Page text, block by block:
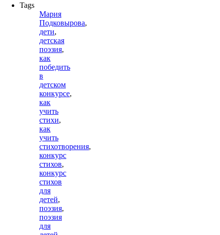
Tags
Мария
Подковырова,
дети,
детская
поэзия,
как
победить
в
детском
конкурсе,
как
учить
стихи,
как
учить
стихотворения,
конкурс
стихов,
конкурс
стихов
для
детей,
поэзия,
поэзия
для